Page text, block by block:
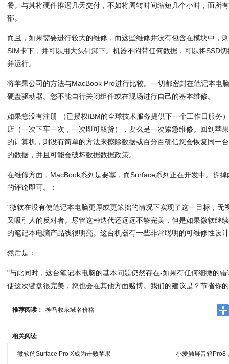
餐。与其将硬件推迟几天交付，不如将周转时间缩短几个小时，而所
部。
而且，如果需要进行较大的维修，而这些维修并没有包含在模块中，
SIM卡下，并可以用大头针卸下。机器不附带任何数据，可以将SSD
并运行。
将苹果公司的方法与MacBook Pro进行比较。一切都密封在笔记本电
硬盘驱动器。您不能自行关闭组件或在现场进行自己的基本维修。
如果您没有注册 （已授权IBM的全球技术服务提供下一个工作日服务
店（一次下车一次，一次即可取货），要么是一次紧急维修。回到苹
的计算机，则没有简单的方法来擦除数据或百分百确信您会恢复同一
的数据，并且可能会破坏数据数据政策。
在维修方面，MacBook系列是要塞，而Surface系列正在开发中。拆
的评论即可。：
"微软在没有使笔记本电脑更厚或更笨拙的情况下实现了这一目标，无
又吸引人的反对者。尽管这种迭代还远远不够完美，但是如果微软继
的笔记本电脑产品线很明亮。这台机器有一些非常聪明的可维修性设
然后是：
"与此同时，这台笔记本电脑的基本问题仍然存在-如果有任何细微的
使这次键盘很完美，您也会在其他方面赌博。我们的建议是？节省你
推荐阅读： 神马收录域名价格
相关阅读
微软的Surface Pro X成为击败苹果 小爱触屏音箱Pro8